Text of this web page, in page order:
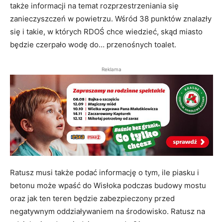
także informacji na temat rozprzestrzeniania się
zanieczyszczeń w powietrzu. Wśród 38 punktów znalazły
się i takie, w których RDOŚ chce wiedzieć, skąd miasto
będzie czerpało wodę do… przenośnych toalet.
Reklama
Ratusz musi także podać informację o tym, ile piasku i
betonu może wpaść do Wisłoka podczas budowy mostu
oraz jak ten teren będzie zabezpieczony przed
negatywnym oddziaływaniem na środowisko. Ratusz na